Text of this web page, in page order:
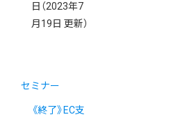
日 （2023年7
月19日 更新）
セミナー
《終了》EC支